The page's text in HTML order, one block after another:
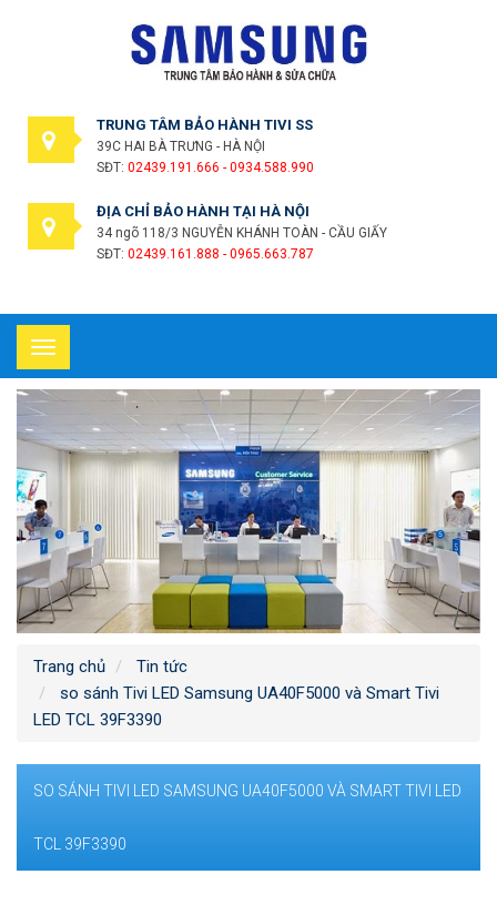
TRUNG TÂM BẢO HÀNH TIVI SS
39C HAI BÀ TRƯNG - HÀ NỘI
SĐT: 02439.191.666 - 0934.588.990
ĐỊA CHỈ BẢO HÀNH TẠI HÀ NỘI
34 ngõ 118/3 NGUYỄN KHÁNH TOÀN - CẦU GIẤY
SĐT: 02439.161.888 - 0965.663.787
Toggle
navigation
Trang chủ
Tin tức
so sánh Tivi LED Samsung UA40F5000 và Smart Tivi
LED TCL 39F3390
SO SÁNH TIVI LED SAMSUNG UA40F5000 VÀ SMART TIVI LED
TCL 39F3390